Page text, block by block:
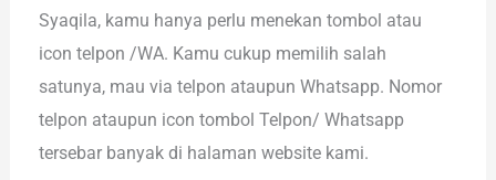
Syaqila, kamu hanya perlu menekan tombol atau
icon telpon /WA. Kamu cukup memilih salah
satunya, mau via telpon ataupun Whatsapp. Nomor
telpon ataupun icon tombol Telpon/ Whatsapp
tersebar banyak di halaman website kami.